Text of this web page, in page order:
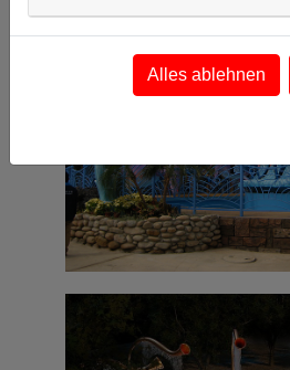
Flying
Alles ablehnen